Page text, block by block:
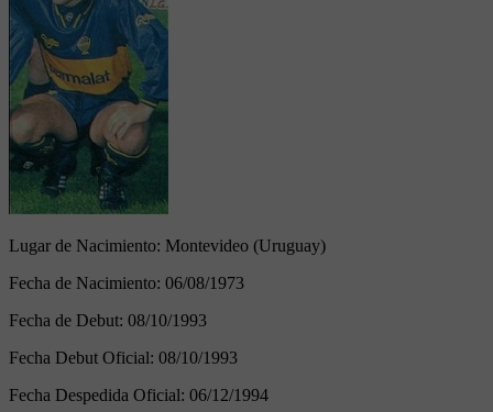
Lugar de Nacimiento: Montevideo (Uruguay)
Fecha de Nacimiento: 06/08/1973
Fecha de Debut: 08/10/1993
Fecha Debut Oficial: 08/10/1993
Fecha Despedida Oficial: 06/12/1994